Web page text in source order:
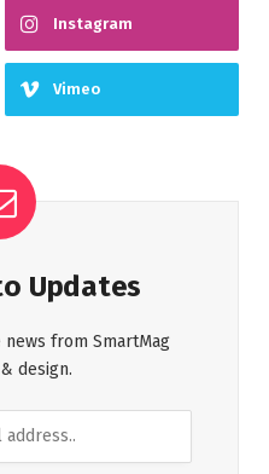
Instagram
Vimeo
Updates
from SmartMag
design.